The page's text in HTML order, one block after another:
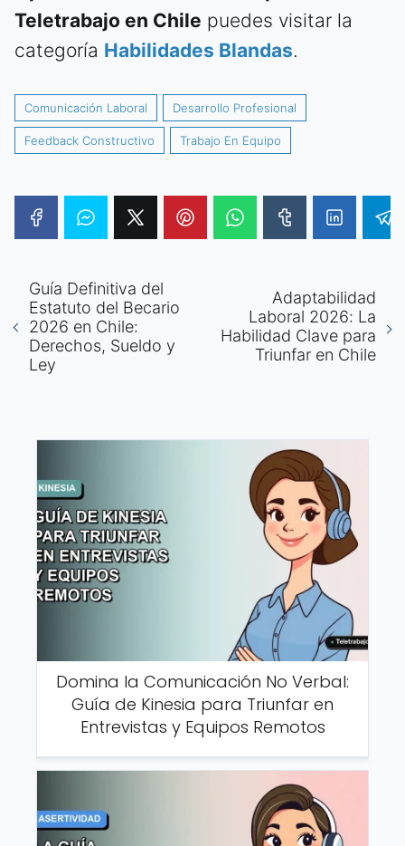
Teletrabajo en Chile puedes visitar la
categoría Habilidades Blandas.
Comunicación Laboral Desarrollo Profesional
Feedback Constructivo Trabajo En Equipo
Guía Definitiva del
Estatuto del Becario
2026 en Chile:
Derechos, Sueldo y
Ley
Adaptabilidad
Laboral 2026: La
Habilidad Clave para
Triunfar en Chile
Domina la Comunicación No Verbal:
Guía de Kinesia para Triunfar en
Entrevistas y Equipos Remotos